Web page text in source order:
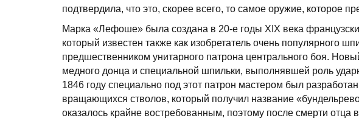
подтвердила, что это, скорее всего, то самое оружие, которое
Марка «Лефоше» была создана в 20-е годы XIX века
который известен также как изобретатель очень популярного
предшественником унитарного патрона центрального боя.
медного донца и специальной шпильки, выполнявшей роль
1846 году специально под этот патрон мастером был
вращающихся стволов, который получил название
оказалось крайне востребованным, поэтому после смерти